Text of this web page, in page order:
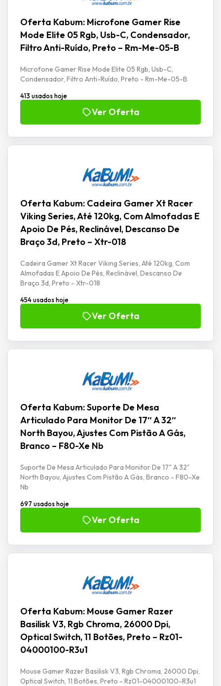
Oferta Kabum: Microfone Gamer Rise
Mode Elite 05 Rgb, Usb-C, Condensador,
Filtro Anti-Ruído, Preto – Rm-Me-05-B
Microfone Gamer Rise Mode Elite 05 Rgb, Usb-C,
Condensador, Filtro Anti-Ruído, Preto - Rm-Me-05-B
413 usados hoje
Ver Oferta
Oferta Kabum: Cadeira Gamer Xt Racer
Viking Series, Até 120kg, Com Almofadas E
Apoio De Pés, Reclinável, Descanso De
Braço 3d, Preto – Xtr-018
Cadeira Gamer Xt Racer Viking Series, Até 120kg, Com
Almofadas E Apoio De Pés, Reclinável, Descanso De
Braço 3d, Preto - Xtr-018
454 usados hoje
Ver Oferta
Oferta Kabum: Suporte De Mesa
Articulado Para Monitor De 17″ A 32″
North Bayou, Ajustes Com Pistão A Gás,
Branco – F80-Xe Nb
Suporte De Mesa Articulado Para Monitor De 17" A 32"
North Bayou, Ajustes Com Pistão A Gás, Branco - F80-Xe
Nb
697 usados hoje
Ver Oferta
Oferta Kabum: Mouse Gamer Razer
Basilisk V3, Rgb Chroma, 26000 Dpi,
Optical Switch, 11 Botões, Preto – Rz01-
04000100-R3u1
Mouse Gamer Razer Basilisk V3, Rgb Chroma, 26000 Dpi,
Optical Switch, 11 Botões, Preto - Rz01-04000100-R3u1